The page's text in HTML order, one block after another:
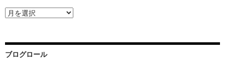
ア
ー
ブ
ブログロール